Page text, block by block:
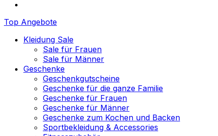
Top Angebote
Kleidung Sale
Sale für Frauen
Sale für Männer
Geschenke
Geschenkgutscheine
Geschenke für die ganze Familie
Geschenke für Frauen
Geschenke für Männer
Geschenke zum Kochen und Backen
Sportbekleidung & Accessories